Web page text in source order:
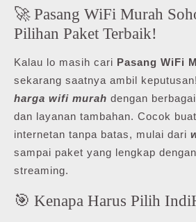
🚀 Pasang WiFi Murah
Pilihan Paket Terbaik!
Kalau lo masih cari Pasang WiFi
sekarang saatnya ambil
harga wifi murah dengan
dan layanan tambahan. Cocok
internetan tanpa batas, mulai dari
sampai paket yang lengkap
streaming.
🎯 Kenapa Harus Pilih